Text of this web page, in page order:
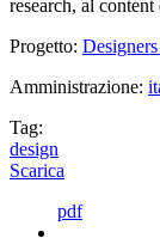
research, al
Progetto:
Amministrazione:
Tag:
design
Scarica
pdf